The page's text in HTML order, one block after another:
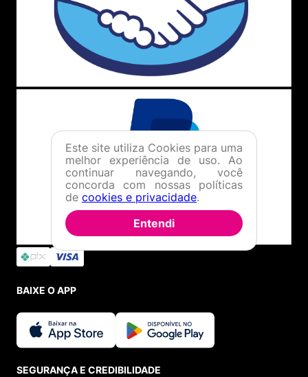
BAIXE O APP
SEGURANÇA E CREDIBILIDADE
Este site utiliza Cookies para uma
melhor experiência de uso. Ao
continuar navegando, você
concorda com nossas políticas
de cookies e privacidade.
Entendi